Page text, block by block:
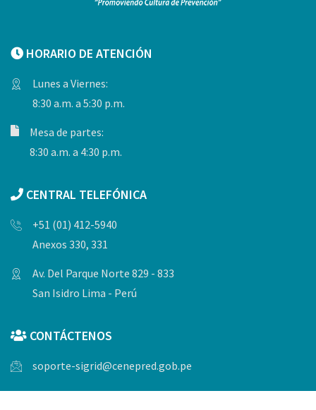
HORARIO DE ATENCIÓN
Lunes a Viernes:
8:30 a.m. a 5:30 p.m.
Mesa de partes:
8:30 a.m. a 4:30 p.m.
CENTRAL TELEFÓNICA
+51 (01) 412-5940
Anexos 330, 331
Av. Del Parque Norte 829 - 833
San Isidro Lima - Perú
CONTÁCTENOS
soporte-sigrid@cenepred.gob.pe